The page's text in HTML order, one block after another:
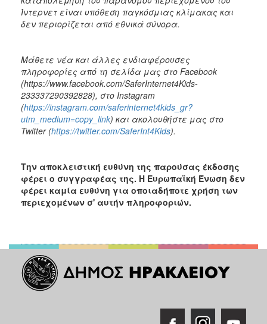
Ίντερνετ είναι υπόθεση παγκόσμιας κλίμακας και
δεν περιορίζεται από εθνικά σύνορα.
Μάθετε νέα και άλλες ενδιαφέρουσες
πληροφορίες από τη σελίδα μας στο Facebook
(https://www.facebook.com/SaferInternet4Kids-
233337290392828), στο Instagram
(https://instagram.com/saferinternet4kids_gr?
utm_medium=copy_link) και ακολουθήστε μας στο
Twitter (https://twitter.com/SaferInt4Kids).
Την αποκλειστική ευθύνη της παρούσας έκδοσης
φέρει ο συγγραφέας της. Η Ευρωπαϊκή Ένωση δεν
φέρει καμία ευθύνη για οποιαδήποτε χρήση των
περιεχομένων σ' αυτήν πληροφοριών.